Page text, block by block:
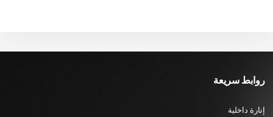
روابط سريعة
إنارة داخلية